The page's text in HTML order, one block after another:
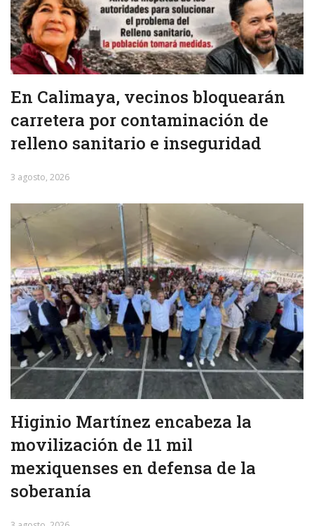
En Calimaya, vecinos bloquearán
carretera por contaminación de
relleno sanitario e inseguridad
3 agosto, 2026
Higinio Martínez encabeza la
movilización de 11 mil
mexiquenses en defensa de la
soberanía